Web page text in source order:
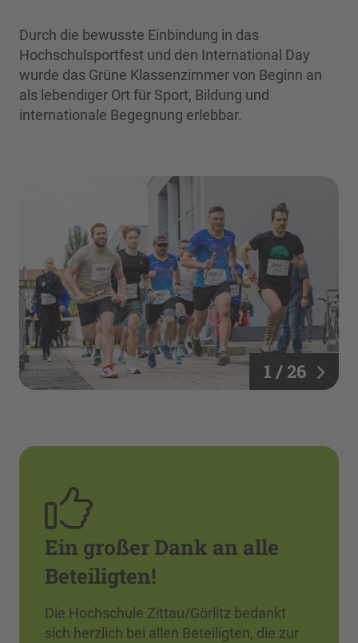
Durch die bewusste Einbindung in das
Hochschulsportfest und den International Day
wurde das Grüne Klassenzimmer von Beginn an
als lebendiger Ort für Sport, Bildung und
internationale Begegnung erlebbar.
1 / 26
Ein großer Dank an alle
Beteiligten!
Die Hochschule Zittau/Görlitz bedankt
sich herzlich bei allen Beteiligten, die zur